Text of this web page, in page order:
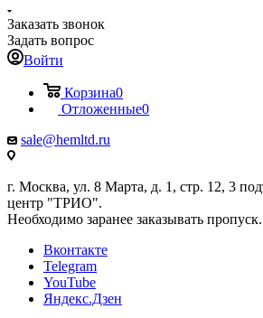
Заказать звонок
Задать вопрос
Войти
Корзина0
Отложенные0
sale@hemltd.ru
г. Москва, ул. 8 Марта, д. 1, стр. 12, 3
центр "ТРИО".
Необходимо заранее заказывать пропуск.
Вконтакте
Telegram
YouTube
Яндекс.Дзен